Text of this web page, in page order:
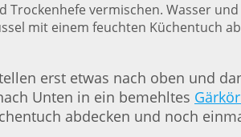
vermischen. Wasser
mit einem feuchten Küchentuch
erst etwas nach oben und
Unten in ein bemehltes
abdecken und noch